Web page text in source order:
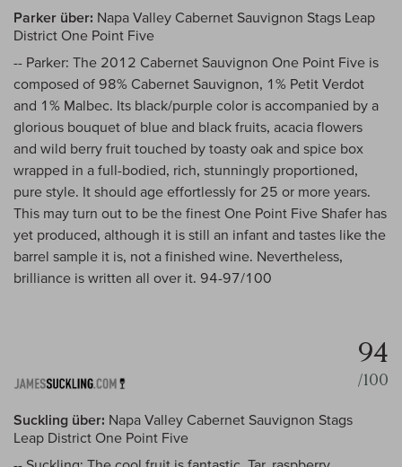
Parker über: Napa Valley Cabernet Sauvignon Stags Leap
District One Point Five
-- Parker: The 2012 Cabernet Sauvignon One Point Five is
composed of 98% Cabernet Sauvignon, 1% Petit Verdot
and 1% Malbec. Its black/purple color is accompanied by a
glorious bouquet of blue and black fruits, acacia flowers
and wild berry fruit touched by toasty oak and spice box
wrapped in a full-bodied, rich, stunningly proportioned,
pure style. It should age effortlessly for 25 or more years.
This may turn out to be the finest One Point Five Shafer has
yet produced, although it is still an infant and tastes like the
barrel sample it is, not a finished wine. Nevertheless,
brilliance is written all over it. 94-97/100
94
/100
Suckling über: Napa Valley Cabernet Sauvignon Stags
Leap District One Point Five